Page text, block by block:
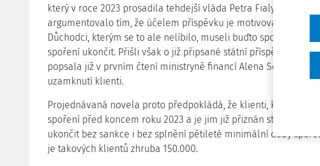
který v roce 2023 prosadila tehdejší vláda Petra Fialy (ODS).
argumentovalo tím, že účelem příspěvku je motivovat lidi k
Důchodci, kterým se to ale nelíbilo, museli buďto spořit dál, ale
spoření ukončit. Přišli však o již připsané státní příspěvky,
popsala již v prvním čtení ministryně financí Alena Schillerová
uzamknutí klienti.
Projednávaná novela proto předpokládá, že klienti, kteří
spoření před koncem roku 2023 a je jim již přiznán starobní
ukončit bez sankce i bez splnění pětileté minimální doby
je takových klientů zhruba 150.000.